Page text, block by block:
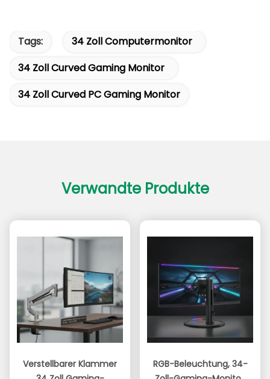
Tags:
34 Zoll Computermonitor
34 Zoll Curved Gaming Monitor
34 Zoll Curved PC Gaming Monitor
Verwandte Produkte
Verstellbarer Klammer
RGB-Beleuchtung, 34-